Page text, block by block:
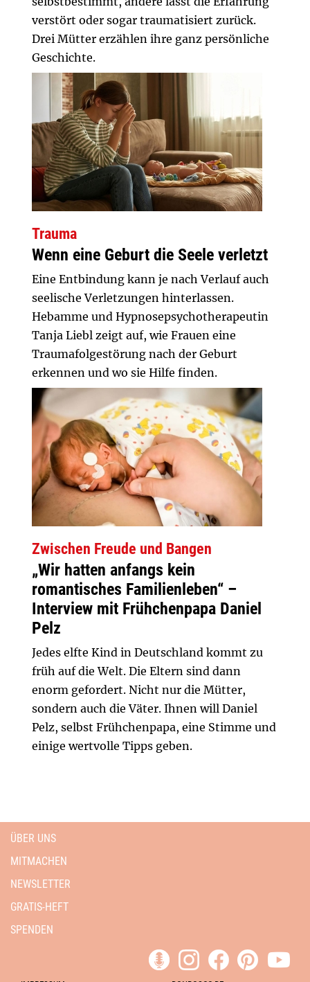
verstört oder sogar traumatisiert zurück.
Drei Mütter erzählen ihre ganz persönliche
Geschichte.
Trauma
Wenn eine Geburt die Seele verletzt
Eine Entbindung kann je nach Verlauf auch
seelische Verletzungen hinterlassen.
Hebamme und Hypnosepsychotherapeutin
Tanja Liebl zeigt auf, wie Frauen eine
Traumafolgestörung nach der Geburt
erkennen und wo sie Hilfe finden.
Zwischen Freude und Bangen
„Wir hatten anfangs kein
romantisches Familienleben“ –
Interview mit Frühchenpapa Daniel
Pelz
Jedes elfte Kind in Deutschland kommt zu
früh auf die Welt. Die Eltern sind dann
enorm gefordert. Nicht nur die Mütter,
sondern auch die Väter. Ihnen will Daniel
Pelz, selbst Frühchenpapa, eine Stimme und
einige wertvolle Tipps geben.
ÜBER UNS
MITMACHEN
NEWSLETTER
GRATIS-HEFT
SPENDEN